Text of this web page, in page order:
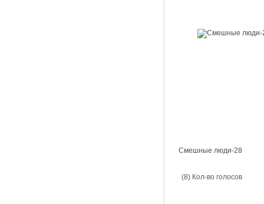
Смешные люди-28
(8) Кол-во голосов